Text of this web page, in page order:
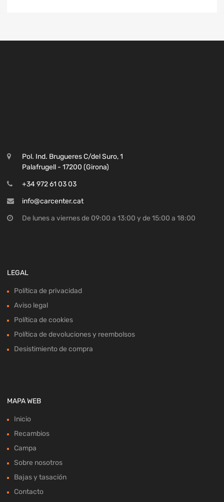
Pol. Ind. Brugueres C/del Suro, 1
Palafrugell - 17200 (Girona)
+34 972 61 03 03
info@carcenter.cat
De lunes a viernes de 09:00 a 13:00 y de 15:00 a 18:00
LEGAL
Política de privacidad
Aviso legal
Política de cookies
Política de devoluciones y reembolsos
Desistimiento de compra
MAPA WEB
Inicio
Recambios
Campa
Sobre nosotros
Bajas y tasación
Contacto